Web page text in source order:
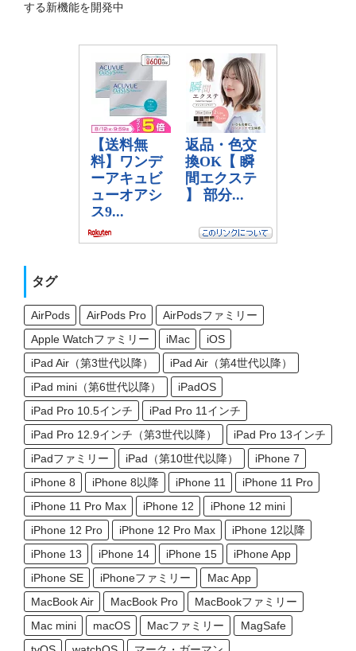
する新機能を開発中
タグ
AirPods AirPods Pro
AirPodsファミリー
Apple Watchファミリー
iMac
iOS
iPad Air（第3世代以降）
iPad Air（第4世代以降）
iPad mini（第6世代以降）
iPadOS
iPad Pro 10.5インチ
iPad Pro 11インチ
iPad Pro 12.9インチ（第3世代以降）
iPad Pro 13インチ
iPadファミリー
iPad（第10世代以降）
iPhone 7
iPhone 8
iPhone 8以降 iPhone 11
iPhone 11 Pro
iPhone 11 Pro Max
iPhone 12
iPhone 12 mini
iPhone 12 Pro
iPhone 12 Pro Max
iPhone 12以降
iPhone 13
iPhone 14 iPhone 15
iPhone App
iPhone SE
iPhoneファミリー
Mac App
MacBook Air
MacBook Pro
MacBookファミリー
Mac mini
macOS Macファミリー
MagSafe